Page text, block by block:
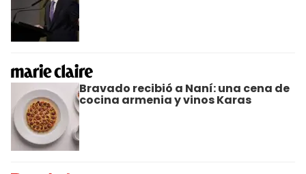
Bravado recibió a Naní: una cena de
cocina armenia y vinos Karas